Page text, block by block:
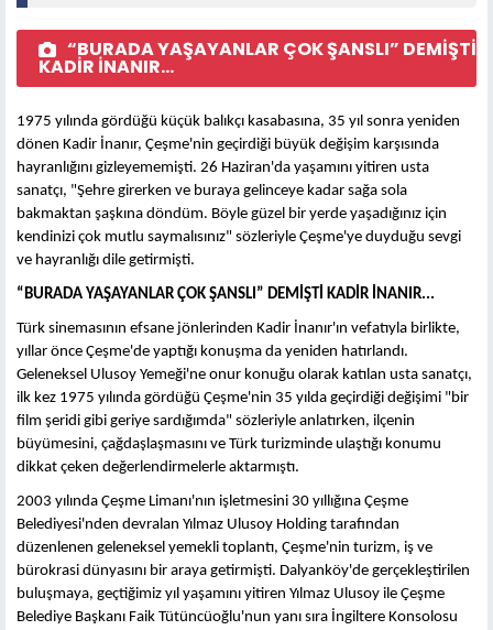
“BURADA YAŞAYANLAR ÇOK ŞANSLI” DEMİŞTİ
KADİR İNANIR...
1975 yılında gördüğü küçük balıkçı kasabasına, 35 yıl sonra yeniden
dönen Kadir İnanır, Çeşme'nin geçirdiği büyük değişim karşısında
hayranlığını gizleyememişti. 26 Haziran'da yaşamını yitiren usta
sanatçı, "Şehre girerken ve buraya gelinceye kadar sağa sola
bakmaktan şaşkına döndüm. Böyle güzel bir yerde yaşadığınız için
kendinizi çok mutlu saymalısınız" sözleriyle Çeşme'ye duyduğu sevgi
ve hayranlığı dile getirmişti.
“BURADA YAŞAYANLAR ÇOK ŞANSLI” DEMİŞTİ KADİR İNANIR...
Türk sinemasının efsane jönlerinden Kadir İnanır'ın vefatıyla birlikte,
yıllar önce Çeşme'de yaptığı konuşma da yeniden hatırlandı.
Geleneksel Ulusoy Yemeği'ne onur konuğu olarak katılan usta sanatçı,
ilk kez 1975 yılında gördüğü Çeşme'nin 35 yılda geçirdiği değişimi "bir
film şeridi gibi geriye sardığımda" sözleriyle anlatırken, ilçenin
büyümesini, çağdaşlaşmasını ve Türk turizminde ulaştığı konumu
dikkat çeken değerlendirmelerle aktarmıştı.
2003 yılında Çeşme Limanı'nın işletmesini 30 yıllığına Çeşme
Belediyesi'nden devralan Yılmaz Ulusoy Holding tarafından
düzenlenen geleneksel yemekli toplantı, Çeşme'nin turizm, iş ve
bürokrasi dünyasını bir araya getirmişti. Dalyanköy'de gerçekleştirilen
buluşmaya, geçtiğimiz yıl yaşamını yitiren Yılmaz Ulusoy ile Çeşme
Belediye Başkanı Faik Tütüncüoğlu'nun yanı sıra İngiltere Konsolosu